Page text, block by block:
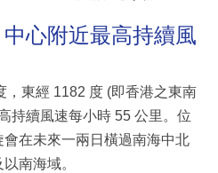
心附近最高持續風
，東經 1182 度 (即香港之東南
持續風速每小時 55 公里。位
在未來一兩日橫過南海中北
南海域。